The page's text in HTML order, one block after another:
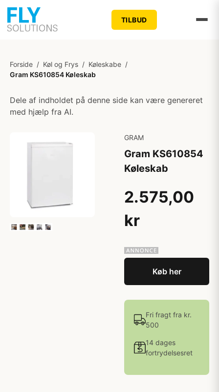
TILBUD
Forside / Køl og Frys / Køleskabe /
Gram KS610854 Køleskab
Dele af indholdet på denne side kan være genereret
med hjælp fra AI.
GRAM
Gram KS610854
Køleskab
2.575,00
kr
Køb her
Fri fragt fra kr.
500
14 dages
fortrydelsesret